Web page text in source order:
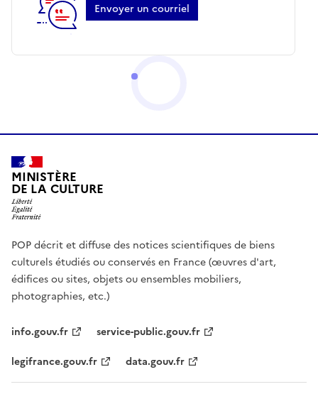
Envoyer un courriel
MINISTÈRE
DE LA CULTURE
POP décrit et diffuse des notices scientifiques de biens
culturels étudiés ou conservés en France (œuvres d'art,
édifices ou sites, objets ou ensembles mobiliers,
photographies, etc.)
info.gouv.fr
service-public.gouv.fr
legifrance.gouv.fr
data.gouv.fr